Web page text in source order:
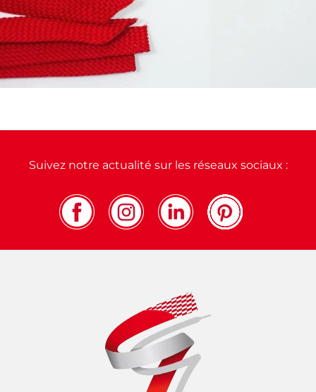
Suivez notre actualité sur les réseaux sociaux :